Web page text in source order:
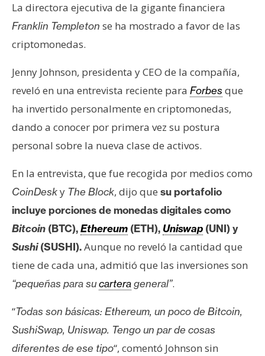
l
i
s
s
N
o
t
s
e
P
r
e
s
a
T
e
La directora ejecutiva de la gigante financiera
Franklin Templeton se ha mostrado a favor de las
criptomonedas.
Jenny Johnson, presidenta y CEO de la compañía,
reveló en una entrevista reciente para Forbes que
ha invertido personalmente en criptomonedas,
dando a conocer por primera vez su postura
personal sobre la nueva clase de activos.
En la entrevista, que fue recogida por medios como
CoinDesky The Block, dijo que su portafolio
incluye porciones de monedas digitales como
Bitcoin (BTC),Ethereum (ETH), Uniswap (UNI) y
Sushi(SUSHI).Aunque no reveló la cantidad que
tiene de cada una, admitió que las inversiones son
“pequeñas para sucarterageneral”.
“Todas son básicas: Ethereum, un poco de Bitcoin,
SushiSwap, Uniswap. Tengo un par de cosas
diferentes de ese tipo“, comentó Johnson sin